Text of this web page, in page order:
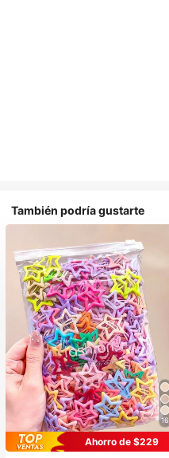
También podría gustarte
16
Ahorro de $229